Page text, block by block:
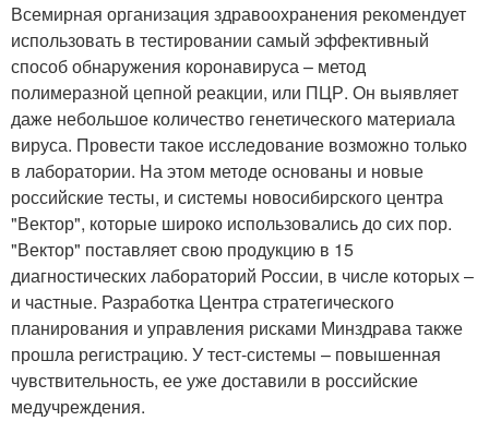
Всемирная организация здравоохранения рекомендует
использовать в тестировании самый эффективный
способ обнаружения коронавируса – метод
полимеразной цепной реакции, или ПЦР. Он выявляет
даже небольшое количество генетического материала
вируса. Провести такое исследование возможно только
в лаборатории. На этом методе основаны и новые
российские тесты, и системы новосибирского центра
"Вектор", которые широко использовались до сих пор.
"Вектор" поставляет свою продукцию в 15
диагностических лабораторий России, в числе которых –
и частные. Разработка Центра стратегического
планирования и управления рисками Минздрава также
прошла регистрацию. У тест-системы – повышенная
чувствительность, ее уже доставили в российские
медучреждения.